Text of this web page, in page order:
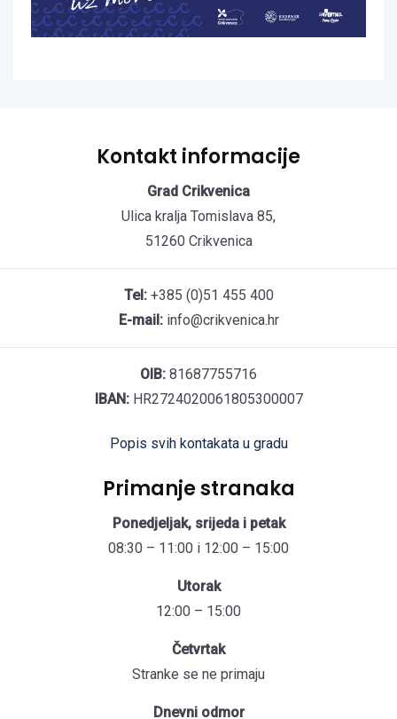
Kontakt informacije
Grad Crikvenica
Ulica kralja Tomislava 85,
51260 Crikvenica
Tel:+385 (0)51 455 400
E-mail:info@crikvenica.hr
OIB: 81687755716
IBAN:HR2724020061805300007
Popis svih kontakata u gradu
Primanje stranaka
Ponedjeljak, srijeda i petak
08:30 – 11:00 i 12:00 – 15:00
Utorak
12:00 – 15:00
Četvrtak
Stranke se ne primaju
Dnevni odmor